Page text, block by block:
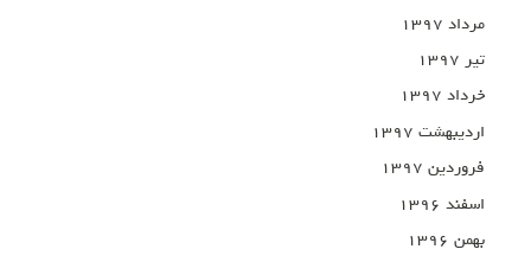
مرداد ۱۳۹۷
تیر ۱۳۹۷
خرداد ۱۳۹۷
اردیبهشت ۱۳۹۷
فروردین ۱۳۹۷
اسفند ۱۳۹۶
بهمن ۱۳۹۶